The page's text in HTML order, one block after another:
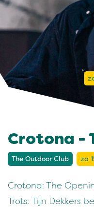
Crotona -
The Outdoor Club za
Crotona: The
Trots: Tijn Dekkers